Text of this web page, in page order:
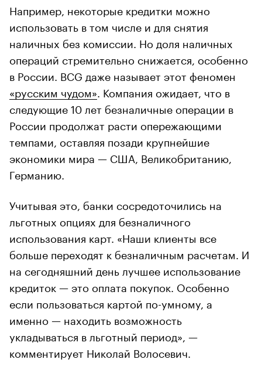
Например, некоторые кредитки можно
использовать в том числе и для снятия
наличных без комиссии. Но доля наличных
операций стремительно снижается, особенно
в России. BCG даже называет этот феномен
«русским чудом» . Компания ожидает, что в
следующие 10 лет безналичные операции в
России продолжат расти опережающими
темпами, оставляя позади крупнейшие
экономики мира — США, Великобританию,
Германию.
Учитывая это, банки сосредоточились на
льготных опциях для безналичного
использования карт. «Наши клиенты все
больше переходят к безналичным расчетам. И
на сегодняшний день лучшее использование
кредиток — это оплата покупок. Особенно
если пользоваться картой по-умному, а
именно — находить возможность
укладываться в льготный период», —
комментирует Николай Волосевич.